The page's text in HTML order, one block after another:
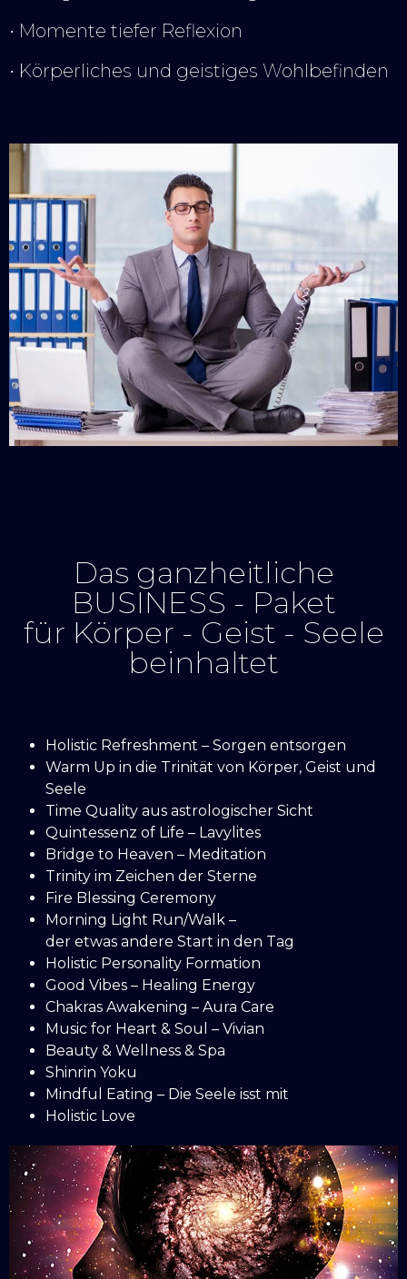
• Momente tiefer Reflexion
• Körperliches und geistiges Wohlbefinden
Das ganzheitliche
BUSINESS - Paket
für Körper - Geist - Seele
beinhaltet
Holistic Refreshment – Sorgen entsorgen
Warm Up in die Trinität von Körper, Geist und
Seele
Time Quality aus astrologischer Sicht
Quintessenz of Life – Lavylites
Bridge to Heaven – Meditation
Trinity im Zeichen der Sterne
Fire Blessing Ceremony
Morning Light Run/Walk –
der etwas andere Start in den Tag
Holistic Personality Formation
Good Vibes – Healing Energy
Chakras Awakening – Aura Care
Music for Heart & Soul – Vivian
Beauty & Wellness & Spa
Shinrin Yoku
Mindful Eating – Die Seele isst mit
Holistic Love